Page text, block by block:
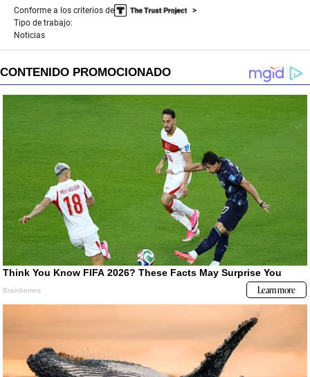
Conforme a los criterios de
Tipo de trabajo:
Noticias